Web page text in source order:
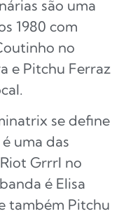
são uma
1980 com
no
e Pitchu Ferraz
se define
uma das
Grrrl no
é Elisa
também Pitchu